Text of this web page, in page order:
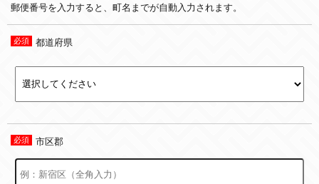
郵便番号を入力すると、町名までが自動入力されます。
都道府県
市区郡